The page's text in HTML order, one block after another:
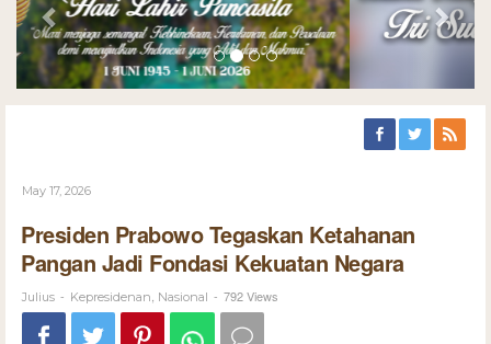
May 17, 2026
Presiden Prabowo Tegaskan Ketahanan
Pangan Jadi Fondasi Kekuatan Negara
Julius - Kepresidenan Nasional - 792 Views